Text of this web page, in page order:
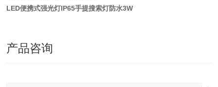
LED便携式强光灯IP65手提搜索灯防水3W
产品咨询